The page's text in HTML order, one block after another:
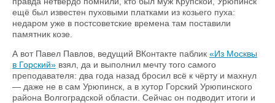
ещё был известен пуховыми платками из козьего пуха:
недаром уже в постсоветские времена там поставили
памятник козе.
А вот Павел Павлов, ведущий ВКонтакте паблик «Из Москвы
в Горский» взял, да и выполнил мечту того самого
преподавателя: два года назад бросил всё к чёрту и махнул
— даже не в сам Урюпинск, а в хутор Горский Урюпинского
района Волгоградской области. Сейчас он подводит итоги и